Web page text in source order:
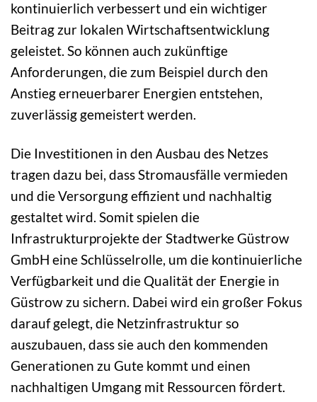
kontinuierlich verbessert und ein wichtiger
Beitrag zur lokalen Wirtschaftsentwicklung
geleistet. So können auch zukünftige
Anforderungen, die zum Beispiel durch den
Anstieg erneuerbarer Energien entstehen,
zuverlässig gemeistert werden.
Die Investitionen in den Ausbau des Netzes
tragen dazu bei, dass Stromausfälle vermieden
und die Versorgung effizient und nachhaltig
gestaltet wird. Somit spielen die
Infrastrukturprojekte der Stadtwerke Güstrow
GmbH eine Schlüsselrolle, um die kontinuierliche
Verfügbarkeit und die Qualität der Energie in
Güstrow zu sichern. Dabei wird ein großer Fokus
darauf gelegt, die Netzinfrastruktur so
auszubauen, dass sie auch den kommenden
Generationen zu Gute kommt und einen
nachhaltigen Umgang mit Ressourcen fördert.